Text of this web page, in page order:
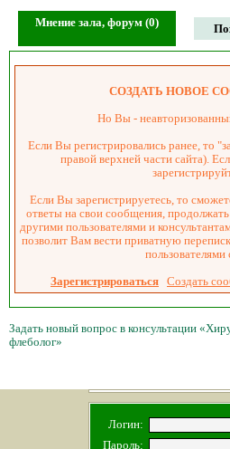
Мнение зала, форум (0)
СОЗДАТЬ НОВОЕ
Но Вы -
Если Вы регистрировались ранее, то
правой верхней части сайта).
Если Вы зарегистрируетесь, то
ответы на свои сообщения,
другими пользователями и
позволит Вам вести приватную
пользователями
Зарегистрироваться Создать
Задать новый вопрос в консультации
флеболог»
Логин:
Пароль: